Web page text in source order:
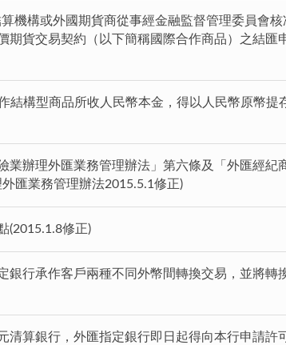
機構或外國期貨商從事經金融監督管理委員會
貨交易契約（以下簡稱國際合作商品）之結匯
結構型商品所收人民幣本金，得以人民幣原幣提
辦理外匯業務管理辦法」第六條及「外匯經紀
匯業務管理辦法2015.5.1修正)
(2015.1.8修正)
行承作客戶兩種不同外幣間轉換交易，並將轉
算銀行，外匯指定銀行即日起得向本行申請許